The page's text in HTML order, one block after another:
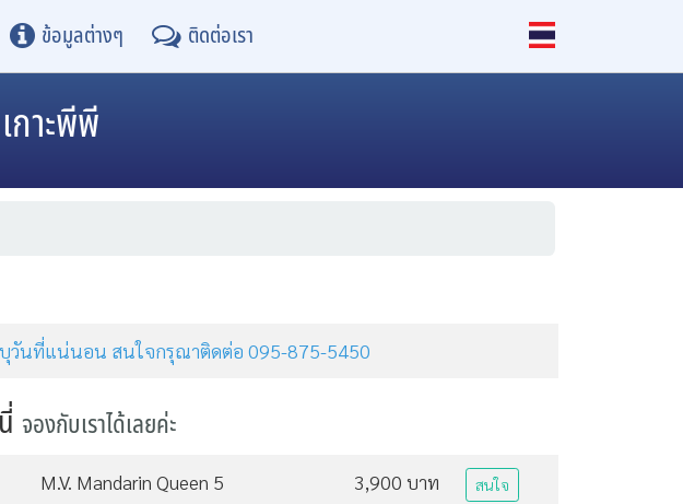
ข้อมูลต่างๆ ติดต่อเรา
กาะพีพี
บุวันที่แน่นอน สนใจกรุณาติดต่อ 095-875-5450
จองกับเราได้เลยค่ะ
M.V. Mandarin Queen 5 3,900 บาท สนใจ